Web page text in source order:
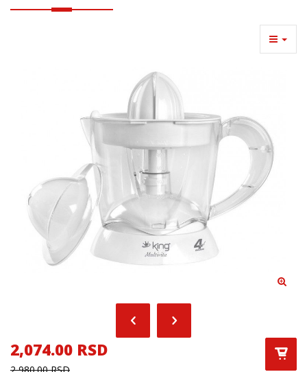
2,074.00 RSD